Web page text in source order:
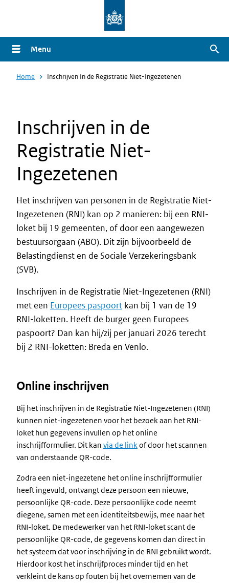
naar
de
gaan
Menu
Home Inschrijven In de Registratie Niet-Ingezetenen
Inschrijven in de
Registratie Niet-
Ingezetenen
Het inschrijven van personen in de Registratie Niet-
Ingezetenen (RNI) kan op 2 manieren: bij een RNI-
loket bij 19 gemeenten, of door een aangewezen
bestuursorgaan (ABO). Dit zijn bijvoorbeeld de
Belastingdienst en de Sociale Verzekeringsbank
(SVB).
Inschrijven in de Registratie Niet-Ingezetenen (RNI)
met een Europees paspoort kan bij 1 van de 19
RNI-loketten. Heeft de burger geen Europees
paspoort? Dan kan hij/zij per januari 2026 terecht
bij 2 RNI-loketten: Breda en Venlo.
Online inschrijven
Bij het inschrijven in de Registratie Niet-Ingezetenen (RNI)
kunnen niet-ingezetenen voor het bezoek aan het RNI-
loket hun gegevens invullen op het online
inschrijfformulier. Dit kan via de linkof door het scannen
van onderstaande QR-code.
Zodra een niet-ingezetene het online inschrijfformulier
heeft ingevuld, ontvangt deze persoon een nieuwe,
persoonlijke QR-code. Deze persoonlijke code neemt
diegene, samen met een identiteitsbewijs, mee naar het
RNI-loket. De medewerker van het RNI-loket scant de
persoonlijke QR-code, de gegevens komen dan direct in
het systeem dat voor inschrijving in de RNI gebruikt wordt.
Hierdoor kost het inschrijfproces minder tijd en het
verkleint de kans op fouten bij het overnemen van de